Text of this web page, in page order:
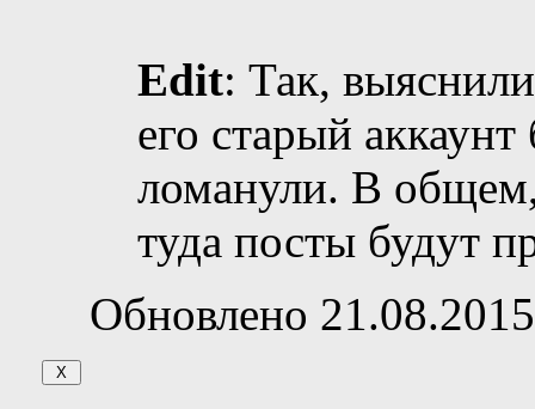
Edit: Так,
его старый
ломанули. В общем,
туда посты будут
Обновлено